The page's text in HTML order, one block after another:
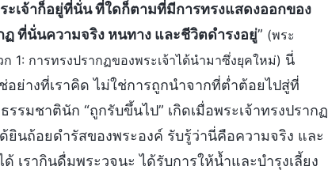
ะเจ้าก็อยู่ที่นั่น ที่ใดก็ตามที่มีการทรงแสดงออกของ
ฏ ที่นั่นความจริง หนทาง และชีวิตดำรงอยู่” (พระ
1: การทรงปรากฏของพระเจ้าได้นำมาซึ่งยุคใหม่) นี่
อย่างที่เราคิด ไม่ใช่การถูกนำจากที่ต่ำต้อยไปสู่ที่
มชาตินัก “ถูกรับขึ้นไป” เกิดเมื่อพระเจ้าทรงปรากฏ
นถ้อยดำรัสของพระองค์ รับรู้ว่านี่คือความจริง และ
เรากินดื่มพระวจนะ ได้รับการให้น้ำและบำรุงเลี้ยง